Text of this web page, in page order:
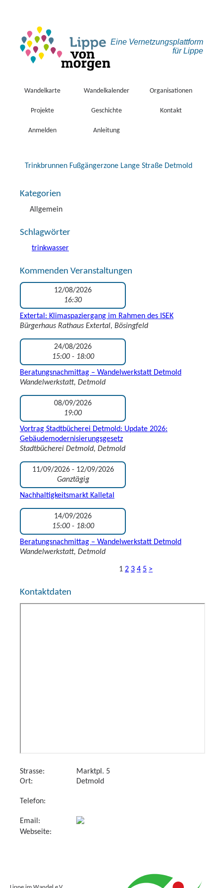
Eine Vernetzungs­plattform
für Lippe
Wandelkarte Wandelkalender Organisationen
Projekte Geschichte Kontakt
Anmelden Anleitung
Trinkbrunnen Fußgängerzone Lange Straße Detmold
Kategorien
Allgemein
Schlagwörter
trinkwasser
Kommenden Veranstaltungen
12/08/2026
16:30
Extertal: Klimaspaziergang im Rahmen des ISEK
Bürgerhaus Rathaus Extertal, Bösingfeld
24/08/2026
15:00 - 18:00
Beratungsnachmittag – Wandelwerkstatt Detmold
Wandelwerkstatt, Detmold
08/09/2026
19:00
Vortrag Stadtbücherei Detmold: Update 2026:
Gebäudemodernisierungsgesetz
Stadtbücherei Detmold, Detmold
11/09/2026 - 12/09/2026
Ganztägig
Nachhaltigkeitsmarkt Kalletal
14/09/2026
15:00 - 18:00
Beratungsnachmittag – Wandelwerkstatt Detmold
Wandelwerkstatt, Detmold
1 2 3 4 5 >
Kontaktdaten
Strasse:
Marktpl. 5
Ort:
Detmold
Telefon:
Email:
Webseite: